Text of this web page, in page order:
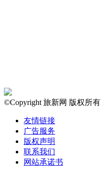
©Copyright 旅新网 版权所有
友情链接
广告服务
版权声明
联系我们
网站承诺书